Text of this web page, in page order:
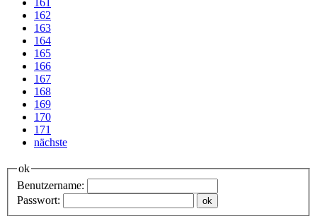
161
162
163
164
165
166
167
168
169
170
171
nächste
ok
Benutzername:
Passwort: